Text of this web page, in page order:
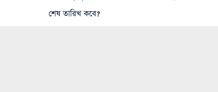
শেষ তারিখ কবে?